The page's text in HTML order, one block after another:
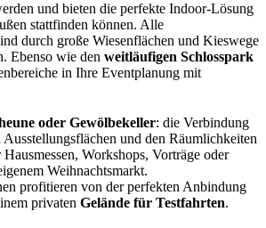
und bieten die perfekte Indoor-Lösung
stattfinden können. Alle
durch große Wiesenflächen und Kieswege
Ebenso wie den weitläufigen Schlosspark
in Ihre Eventplanung mit
oder Gewölbekeller: die Verbindung
und den Räumlichkeiten
Workshops, Vorträge oder
Weihnachtsmarkt.
profitieren von der perfekten Anbindung
privaten Gelände für Testfahrten.